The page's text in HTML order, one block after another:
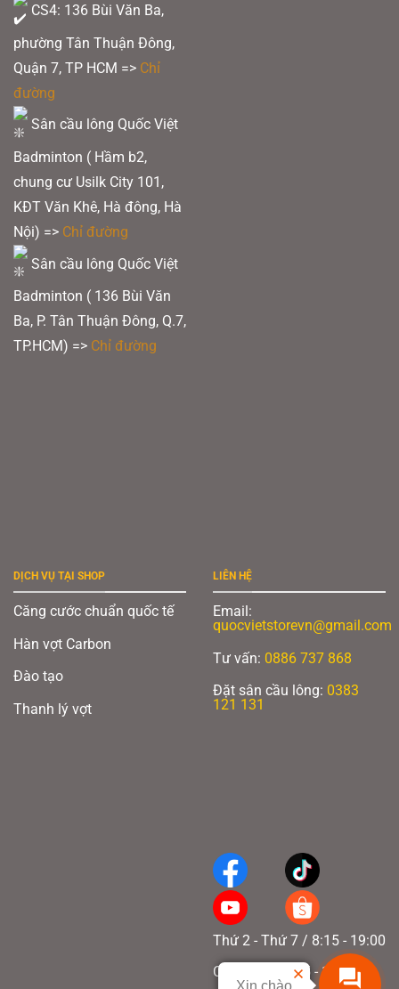
CS4: 136 Bùi Văn Ba,
phường Tân Thuận Đông,
Quận 7, TP HCM => Chỉ
đường
Sân cầu lông Quốc Việt
Badminton ( Hầm b2,
chung cư Usilk City 101,
KĐT Văn Khê, Hà đông, Hà
Nội) => Chỉ đường
Sân cầu lông Quốc Việt
Badminton ( 136 Bùi Văn
Ba, P. Tân Thuận Đông, Q.7,
TP.HCM) => Chỉ đường
DỊCH VỤ TẠI SHOP
Căng cước chuẩn quốc tế
Hàn vợt Carbon
Đào tạo
Thanh lý vợt
LIÊN HỆ
Email:
quocvietstorevn@gmail.com
Tư vấn: 0886 737 868
Đặt sân cầu lông: 0383
121 131
Thứ 2 - Thứ 7 / 8:15 - 19:00
Chủ nhật / 8:15 - 17:00
Xin chào